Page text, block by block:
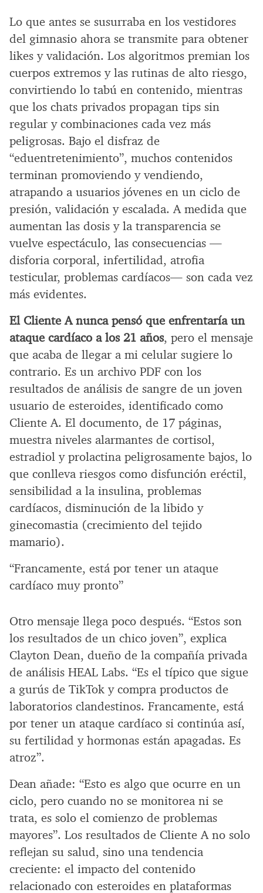
Lo que antes se susurraba en los vestidores
del gimnasio ahora se transmite para obtener
likes y validación. Los algoritmos premian los
cuerpos extremos y las rutinas de alto riesgo,
convirtiendo lo tabú en contenido, mientras
que los chats privados propagan tips sin
regular y combinaciones cada vez más
peligrosas. Bajo el disfraz de
“eduentretenimiento”, muchos contenidos
terminan promoviendo y vendiendo,
atrapando a usuarios jóvenes en un ciclo de
presión, validación y escalada. A medida que
aumentan las dosis y la transparencia se
vuelve espectáculo, las consecuencias —
disforia corporal, infertilidad, atrofia
testicular, problemas cardíacos— son cada vez
más evidentes.
El Cliente A nunca pensó que enfrentaría un
ataque cardíaco a los 21 años, pero el mensaje
que acaba de llegar a mi celular sugiere lo
contrario. Es un archivo PDF con los
resultados de análisis de sangre de un joven
usuario de esteroides, identificado como
Cliente A. El documento, de 17 páginas,
muestra niveles alarmantes de cortisol,
estradiol y prolactina peligrosamente bajos, lo
que conlleva riesgos como disfunción eréctil,
sensibilidad a la insulina, problemas
cardíacos, disminución de la libido y
ginecomastia (crecimiento del tejido
mamario).
“Francamente, está por tener un ataque
cardíaco muy pronto”
Otro mensaje llega poco después. “Estos son
los resultados de un chico joven”, explica
Clayton Dean, dueño de la compañía privada
de análisis HEAL Labs. “Es el típico que sigue
a gurús de TikTok y compra productos de
laboratorios clandestinos. Francamente, está
por tener un ataque cardíaco si continúa así,
su fertilidad y hormonas están apagadas. Es
atroz”.
Dean añade: “Esto es algo que ocurre en un
ciclo, pero cuando no se monitorea ni se
trata, es solo el comienzo de problemas
mayores”. Los resultados de Cliente A no solo
reflejan su salud, sino una tendencia
creciente: el impacto del contenido
relacionado con esteroides en plataformas